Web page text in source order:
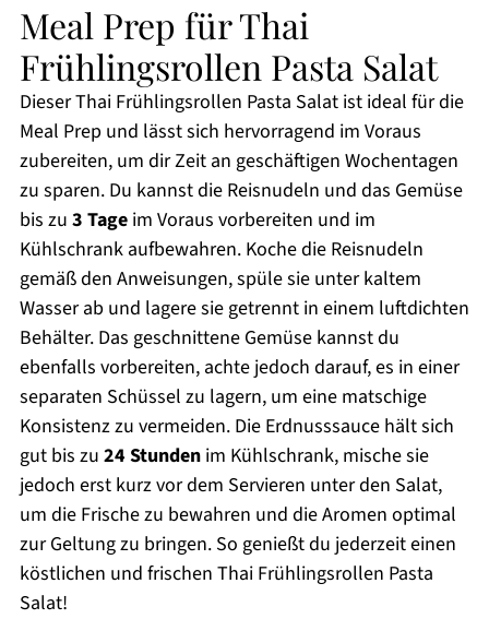
Meal Prep für Thai
Frühlingsrollen Pasta Salat
Dieser Thai Frühlingsrollen Pasta Salat ist ideal für die
Meal Prep und lässt sich hervorragend im Voraus
zubereiten, um dir Zeit an geschäftigen Wochentagen
zu sparen. Du kannst die Reisnudeln und das Gemüse
bis zu 3 Tageim Voraus vorbereiten und im
Kühlschrank aufbewahren. Koche die Reisnudeln
gemäß den Anweisungen, spüle sie unter kaltem
Wasser ab und lagere sie getrennt in einem luftdichten
Behälter. Das geschnittene Gemüse kannst du
ebenfalls vorbereiten, achte jedoch darauf, es in einer
separaten Schüssel zu lagern, um eine matschige
Konsistenz zu vermeiden. Die Erdnusssauce hält sich
gut bis zu 24 Stundenim Kühlschrank, mische sie
jedoch erst kurz vor dem Servieren unter den Salat,
um die Frische zu bewahren und die Aromen optimal
zur Geltung zu bringen. So genießt du jederzeit einen
köstlichen und frischen Thai Frühlingsrollen Pasta
Salat!